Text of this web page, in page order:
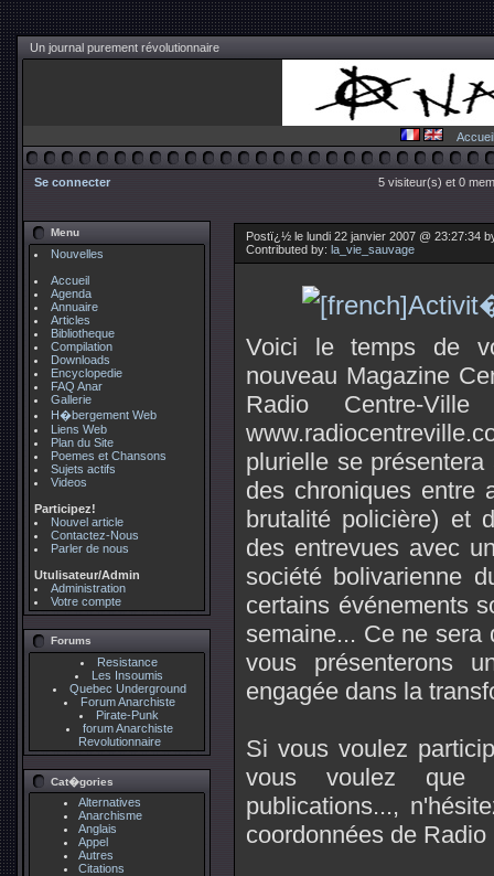
Un journal purement révolutionnaire
Accueil
Se connecter 5 visiteur(s) et 0
Menu
Nouvelles
Accueil
Agenda
Annuaire
Articles
Bibliotheque
Compilation
Downloads
Encyclopedie
FAQ Anar
Gallerie
H�bergement Web
Liens Web
Plan du Site
Poemes et Chansons
Sujets actifs
Videos
Participez!
Nouvel article
Contactez-Nous
Parler de nous
Utulisateur/Admin
Administration
Votre compte
Forums
Resistance
Les Insoumis
Quebec Underground
Forum Anarchiste
Pirate-Punk
forum Anarchiste
Revolutionnaire
Cat�gories
Alternatives
Anarchisme
Anglais
Appel
Autres
Citations
Postï¿½ le lundi 22 janvier 2007 @ 23:27:34
Contributed by: la_vie_sauvage
Voici le temps de
nouveau Magazine
Radio Centre-
plurielle se
des chroniques entre
brutalité policière) et
des entrevues avec
société bolivarienne
certains événements
semaine... Ce ne sera
vous présenterons
engagée dans la
Si vous voulez
vous voulez que
publications...,
coordonnées de